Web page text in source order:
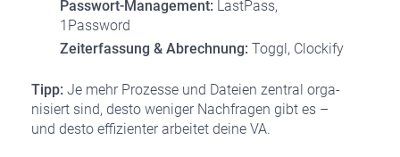
Pass­wort-Manage­ment: Last­Pass,
1Password
Zeit­er­fas­sung & Abrech­nung: Toggl, Clo­cki­fy
Tipp: Je mehr Pro­zes­se und Datei­en zen­tral orga­
ni­siert sind, des­to weni­ger Nach­fra­gen gibt es –
und des­to effi­zi­en­ter arbei­tet dei­ne VA.